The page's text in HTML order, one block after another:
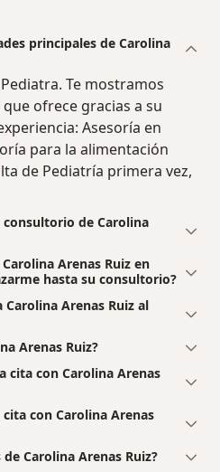
principales de Carolina
Te mostramos
ofrece gracias a su
Asesoría en
para la alimentación
de Pediatría primera vez,
consultorio de Carolina
Arenas Ruiz en
hasta su consultorio?
Carolina Arenas Ruiz al
Arenas Ruiz?
cita con Carolina Arenas
con Carolina Arenas
Carolina Arenas Ruiz?